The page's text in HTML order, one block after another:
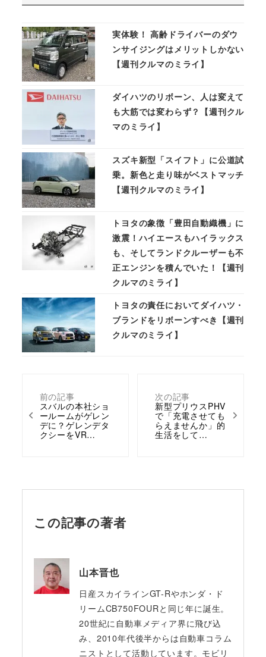
前の記事
スバルの本社ショ
ールームがゲレン
デに？ゲレンデタ
クシーをVR…
次の記事
新型プリウスPHV
で「充電させても
らえませんか」的
生活をして…
実体験！ 高齢ドライバーのダウ
ンサイジングはメリットしかない
【週刊クルマのミライ】
ダイハツのリボーン、人は変えて
も大筋では変わらず？【週刊クル
マのミライ】
スズキ新型「スイフト」に公道試
乗。新色と走り味がベストマッチ
【週刊クルマのミライ】
トヨタの象徴「豊田自動織機」に
激震！ハイエースもハイラックス
も、そしてランドクルーザーも不
正エンジンを積んでいた！【週刊
クルマのミライ】
トヨタの責任においてダイハツ・
ブランドをリボーンすべき【週刊
クルマのミライ】
この記事の著者
山本晋也
日産スカイラインGT-Rやホンダ・ド
リームCB750FOURと同じ年に誕生。
20世紀に自動車メディア界に飛び込
み、2010年代後半からは自動車コラム
ニストとして活動しています。モビリ